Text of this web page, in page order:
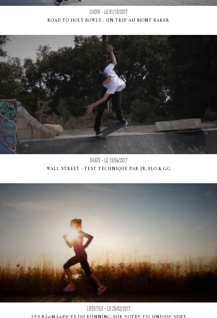
SNOW - LE 01/10/2017
ROAD TO HOLY BOWLY : UN TRIP AU MONT BAKER
SKATE - LE 13/04/2017
WALL STREET : TEST TECHNIQUE PAR JB, FLO & GG
LIFESTYLE - LE 25/02/2017